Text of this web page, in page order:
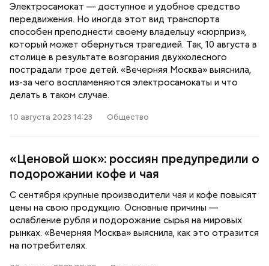
Электросамокат — доступное и удобное средство
передвижения. Но иногда этот вид транспорта
способен преподнести своему владельцу «сюрприз»,
который может обернуться трагедией. Так, 10 августа в
столице в результате возгорания двухколесного
пострадали трое детей. «Вечерняя Москва» выяснила,
из-за чего воспламеняются электросамокаты и что
делать в таком случае.
10 августа 2023 14:23 Общество
«Ценовой шок»: россиян предупредили о
подорожании кофе и чая
С сентября крупные производители чая и кофе повысят
цены на свою продукцию. Основные причины —
ослабление рубля и подорожание сырья на мировых
рынках. «Вечерняя Москва» выяснила, как это отразится
на потребителях.